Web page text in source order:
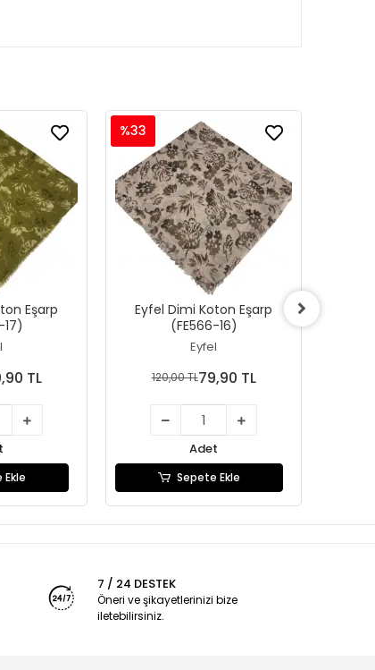
Eşarp
TL
Eyfel Dimi Koton Eşarp
(FE566-16)
Eyfel
%33
120,00 TL79,90 TL
Adet
Sepete Ekle
7 / 24 DESTEK
Öneri ve şikayetlerinizi bize
iletebilirsiniz.